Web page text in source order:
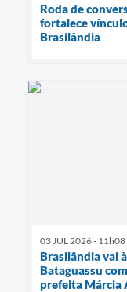
Roda de
fortalece
Brasilândia
03 JUL 2026 - 11h08
Brasilândia vai
Bataguassu
prefeita Márcia